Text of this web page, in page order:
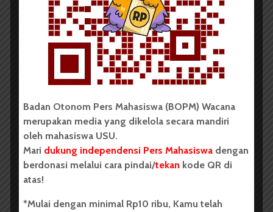
Raksasa Bersahabat | Putri Salwa Assyifa
Badan Otonom Pers Mahasiswa (BOPM) Wacana
merupakan media yang dikelola secara mandiri
oleh mahasiswa USU.
Mari dukung independensi Pers Mahasiswa dengan
berdonasi melalui cara pindai/tekan kode QR di
atas!
*Mulai dengan minimal Rp10 ribu, Kamu telah